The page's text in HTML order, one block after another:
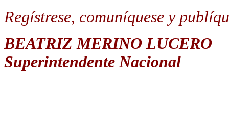
Regístrese, comuníquese y
BEATRIZ MERINO LUCERO
Superintendente Nacional